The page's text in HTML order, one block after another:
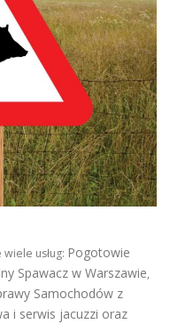
usług: Pogotowie
Spawacz w Warszawie,
Samochodów z
i serwis jacuzzi oraz